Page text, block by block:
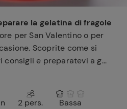
la gelatina di fragole
per San Valentino o per
Scoprite come si
e preparatevi a g...
2 pers. Bassa